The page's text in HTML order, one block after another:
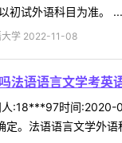
初试外语科目为准。 ...
大学 2022-11-08
法语语言文学考英
:18***97时间
。法语语言文学外